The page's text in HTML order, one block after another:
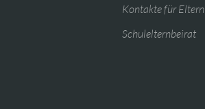
Kontakte für Eltern
Schulelternbeirat